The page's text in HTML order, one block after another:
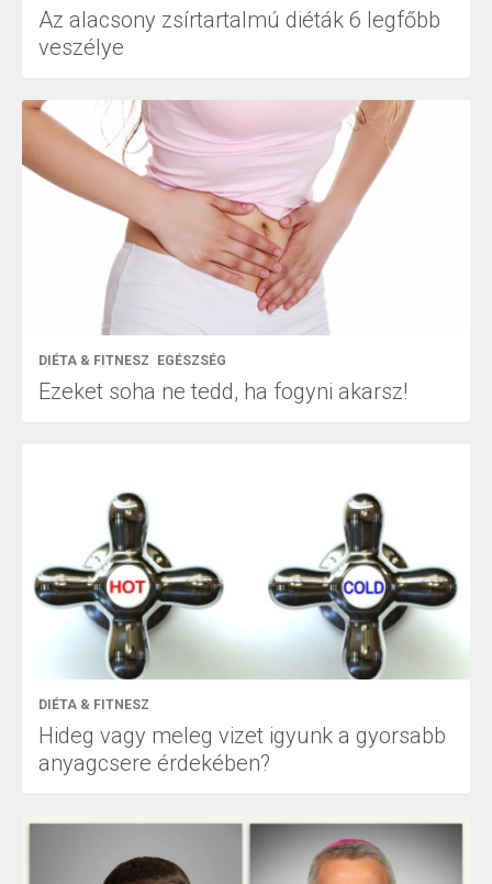
Az alacsony zsírtartalmú diéták 6 legfőbb
veszélye
DIÉTA & FITNESZ EGÉSZSÉG
Ezeket soha ne tedd, ha fogyni akarsz!
DIÉTA & FITNESZ
Hideg vagy meleg vizet igyunk a gyorsabb
anyagcsere érdekében?